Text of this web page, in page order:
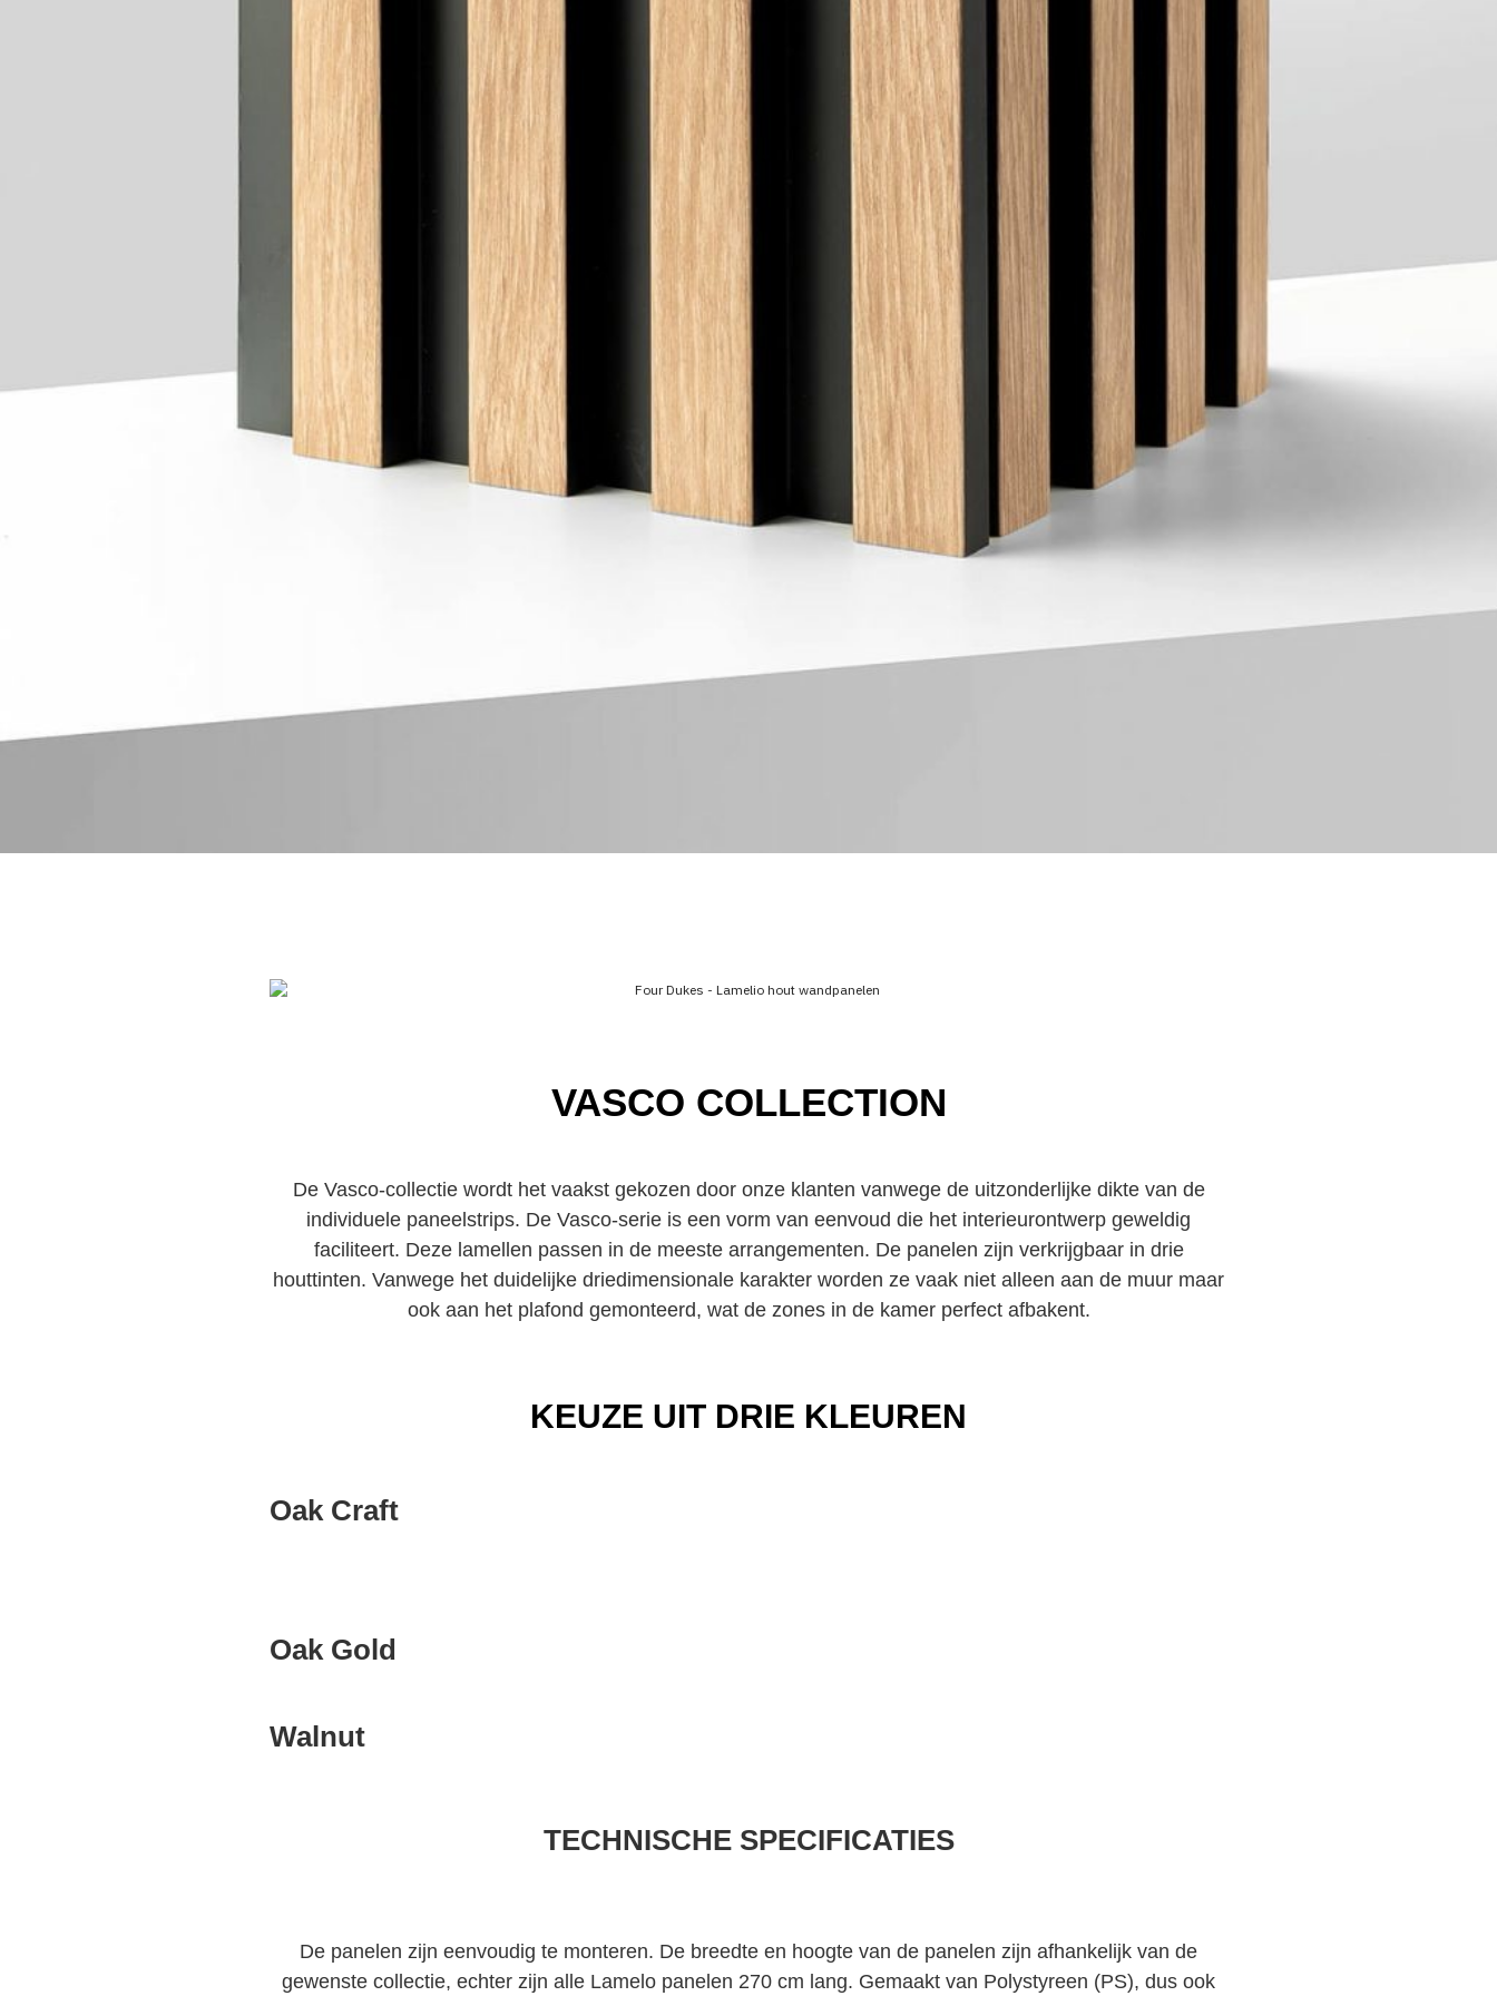
VASCO COLLECTION
De Vasco-collectie wordt het vaakst gekozen door onze klanten vanwege de uitzonderlijke dikte van de
individuele paneelstrips. De Vasco-serie is een vorm van eenvoud die het interieurontwerp geweldig
faciliteert. Deze lamellen passen in de meeste arrangementen. De panelen zijn verkrijgbaar in drie
houttinten. Vanwege het duidelijke driedimensionale karakter worden ze vaak niet alleen aan de muur maar
ook aan het plafond gemonteerd, wat de zones in de kamer perfect afbakent.
KEUZE UIT DRIE KLEUREN
Oak Craft
Oak Gold
Walnut
TECHNISCHE SPECIFICATIES
De panelen zijn eenvoudig te monteren. De breedte en hoogte van de panelen zijn afhankelijk van de
gewenste collectie, echter zijn alle Lamelo panelen 270 cm lang. Gemaakt van Polystyreen (PS), dus ook